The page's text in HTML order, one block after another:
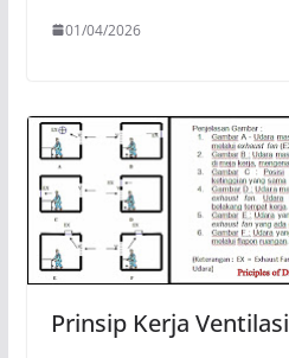
01/04/2026
Prinsip Kerja Ventilasi